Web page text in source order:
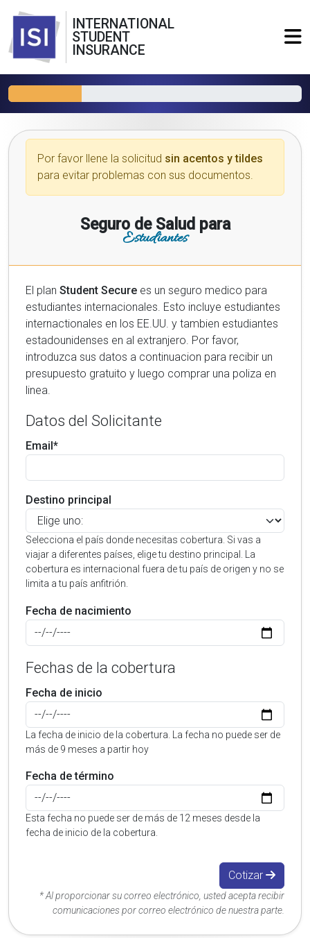
INTERNATIONAL
STUDENT
INSURANCE
Por favor llene la solicitud sin acentos y tildes
para evitar problemas con sus documentos.
Seguro de Salud para
Estudiantes
El plan Student Secure es un seguro medico para
estudiantes internacionales. Esto incluye estudiantes
internactionales en los EE.UU. y tambien estudiantes
estadounidenses en al extranjero. Por favor,
introduzca sus datos a continuacion para recibir un
presupuesto gratuito y luego comprar una poliza en
linea.
Datos del Solicitante
Email*
Destino principal
Selecciona el país donde necesitas cobertura. Si vas a
viajar a diferentes países, elige tu destino principal. La
cobertura es internacional fuera de tu país de origen y no se
limita a tu país anfitrión.
Fecha de nacimiento
Fechas de la cobertura
Fecha de inicio
La fecha de inicio de la cobertura. La fecha no puede ser de
más de 9 meses a partir hoy
Fecha de término
Esta fecha no puede ser de más de 12 meses desde la
fecha de inicio de la cobertura.
Cotizar
* Al proporcionar su correo electrónico, usted acepta recibir
comunicaciones por correo electrónico de nuestra parte.